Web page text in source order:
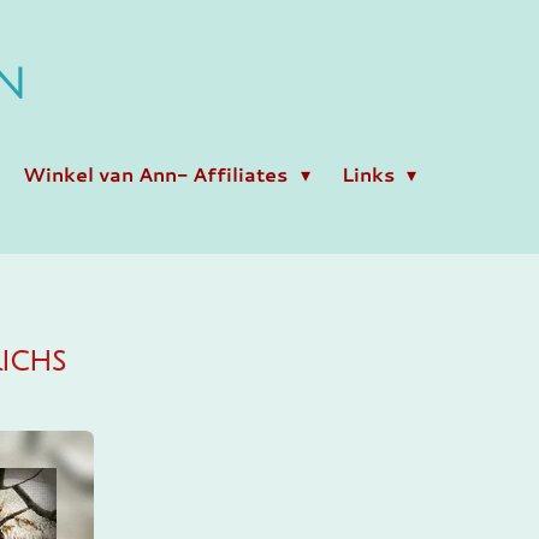
Winkel van Ann- Affiliates Links